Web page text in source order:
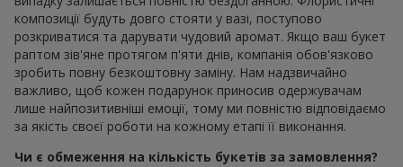
композиції будуть довго стояти у вазі, поступово
розкриватися та дарувати чудовий аромат. Якщо ваш букет
раптом зів'яне протягом п'яти днів, компанія обов'язково
зробить повну безкоштовну заміну. Нам надзвичайно
важливо, щоб кожен подарунок приносив одержувачам
лише найпозитивніші емоції, тому ми повністю відповідаємо
за якість своєї роботи на кожному етапі її виконання.
Чи є обмеження на кількість букетів за замовлення?